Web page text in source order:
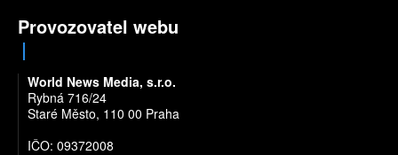
Provozovatel webu
World News Media, s.r.o.
Rybná 716/24
Staré Město, 110 00 Praha
IČO: 09372008